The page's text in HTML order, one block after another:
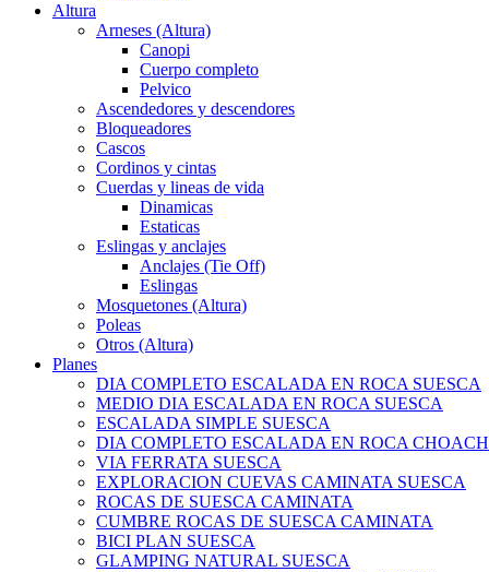
Altura
Arneses (Altura)
Canopi
Cuerpo completo
Pelvico
Ascendedores y descendores
Bloqueadores
Cascos
Cordinos y cintas
Cuerdas y lineas de vida
Dinamicas
Estaticas
Eslingas y anclajes
Anclajes (Tie Off)
Eslingas
Mosquetones (Altura)
Poleas
Otros (Altura)
Planes
DIA COMPLETO ESCALADA EN ROCA SUESCA
MEDIO DIA ESCALADA EN ROCA SUESCA
ESCALADA SIMPLE SUESCA
DIA COMPLETO ESCALADA EN ROCA
VIA FERRATA SUESCA
EXPLORACION CUEVAS CAMINATA SUESCA
ROCAS DE SUESCA CAMINATA
CUMBRE ROCAS DE SUESCA CAMINATA
BICI PLAN SUESCA
GLAMPING NATURAL SUESCA